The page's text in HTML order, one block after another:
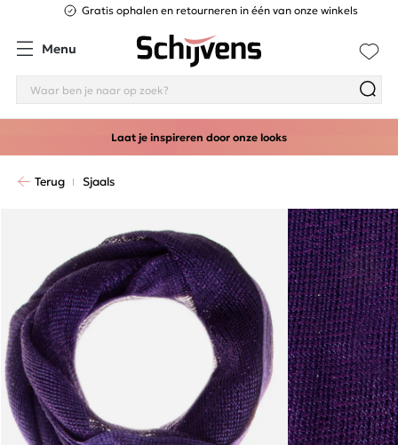
Gratis ophalen en retourneren in één van onze winkels
Menu
Laat je inspireren door onze looks
Terug Sjaals